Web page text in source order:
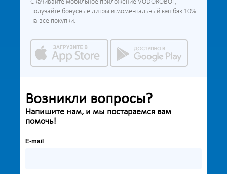
Скачивайте мобильное приложение VODOROBOT,
получайте бонусные литры и моментальный кэшбэк 10%
на все покупки.
Возникли вопросы?
Напишите нам, и мы постараемся вам
помочь!
E-mail